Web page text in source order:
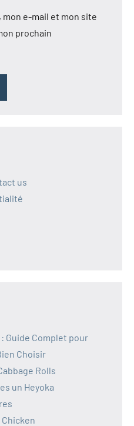
e-mail et mon site
prochain
us
Guide Complet pour
Choisir
Rolls
un Heyoka